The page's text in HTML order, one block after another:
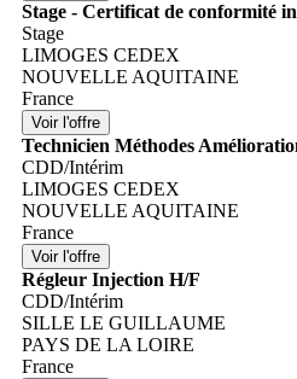
Stage - Certificat de conformité
Stage
LIMOGES CEDEX
NOUVELLE AQUITAINE
France
Technicien Méthodes
CDD/Intérim
LIMOGES CEDEX
NOUVELLE AQUITAINE
France
Régleur Injection H/F
CDD/Intérim
SILLE LE GUILLAUME
PAYS DE LA LOIRE
France